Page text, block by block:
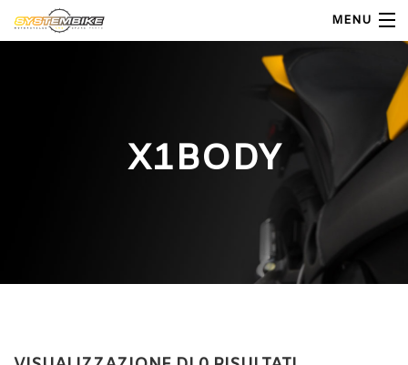
MENU
X1BODY